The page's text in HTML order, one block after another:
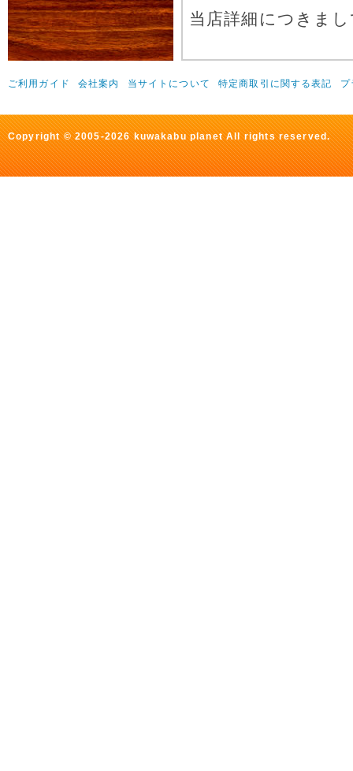
当店詳細につきま
ご利用ガイド 会社案内 当サイトについて 特定商取引に関する表記 プ
Copyright © 2005-2026 kuwakabu planet All rights reserved.